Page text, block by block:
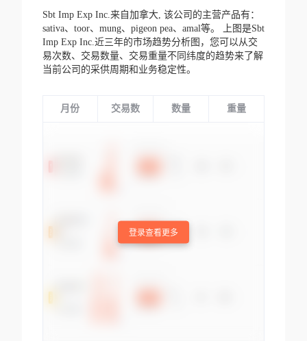
Sbt Imp Exp Inc.来自加拿大, 该公司的主营产品有：
sativa、toor、mung、pigeon pea、amal等。
上图是Sbt
Imp Exp Inc.近三年的市场趋势分析图，您可以从交
易次数、交易数量、交易重量不同纬度的趋势来了解
当前公司的采供周期和业务稳定性。
月份 交易数 数量 重量
登录查看更多